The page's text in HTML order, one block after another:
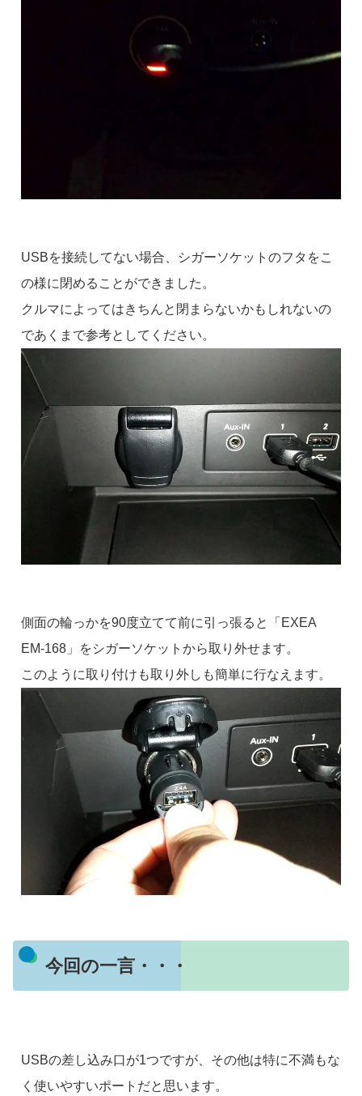
USBを接続してない場合、シガーソケットのフタをこ
の様に閉めることができました。
クルマによってはきちんと閉まらないかもしれないの
であくまで参考としてください。
側面の輪っかを90度立てて前に引っ張ると「EXEA
EM-168」をシガーソケットから取り外せます。
このように取り付けも取り外しも簡単に行なえます。
今回の一言・・・
USBの差し込み口が1つですが、その他は特に不満もな
く使いやすいポートだと思います。